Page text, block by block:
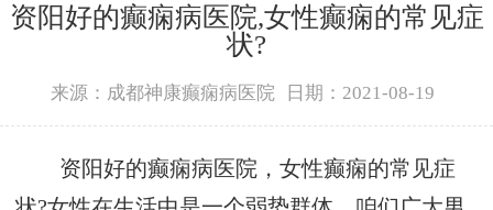
资阳好的癫痫病医院,女性癫痫的常见症
状?
来源：成都神康癫痫病医院 日期：2021-08-19
资阳好的癫痫病医院，女性癫痫的常见症